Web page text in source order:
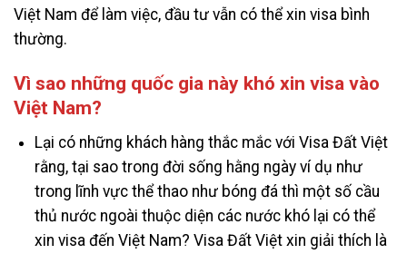
Việt Nam để làm việc, đầu tư vẫn có thể xin visa bình
thường.
Vì sao những quốc gia này khó xin visa vào
Việt Nam?
Lại có những khách hàng thắc mắc với Visa Đất Việt
rằng, tại sao trong đời sống hằng ngày ví dụ như
trong lĩnh vực thể thao như bóng đá thì một số cầu
thủ nước ngoài thuộc diện các nước khó lại có thể
xin visa đến Việt Nam? Visa Đất Việt xin giải thích là